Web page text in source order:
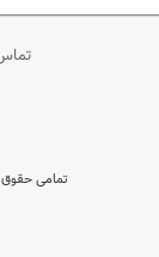
تمامی حقوق